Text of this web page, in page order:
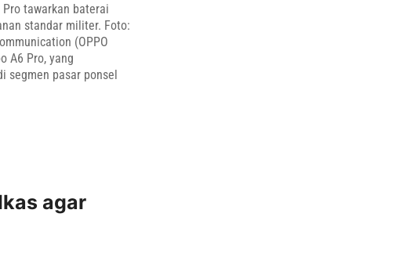
tawarkan baterai
standar militer. Foto:
(OPPO
A6 Pro, yang
segmen pasar ponsel
agar